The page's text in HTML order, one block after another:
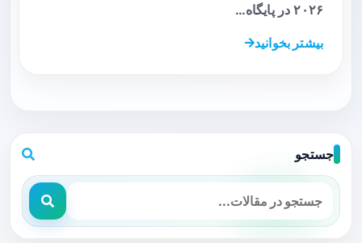
۲۰۲۶ در پایگاه…
بیشتر بخوانید
جستجو